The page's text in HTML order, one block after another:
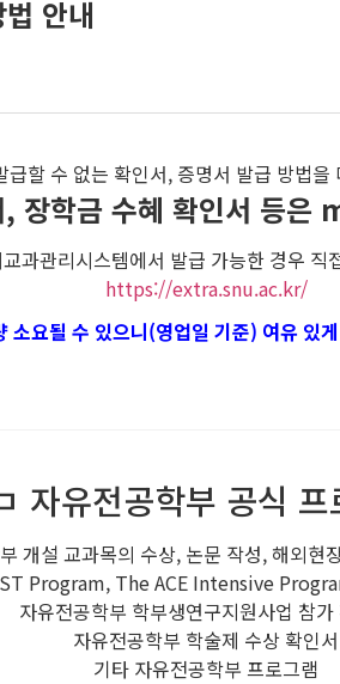
안내
할 수 없는 확인서, 증명서 발급 방법을
장학금 수혜 확인서 등은
과관리시스템에서 발급 가능한 경우 직
https://extra.snu.ac.kr/
소요될 수 있으니(영업일 기준) 여유 있
자유전공학부 공식 프
개설 교과목의 수상, 논문 작성, 해외현
Program, The ACE Intensive
자유전공학부 학부생연구지원사업 참가
자유전공학부 학술제 수상 확인서
기타 자유전공학부 프로그램